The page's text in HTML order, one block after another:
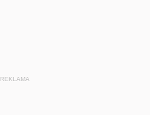
REKLAMA